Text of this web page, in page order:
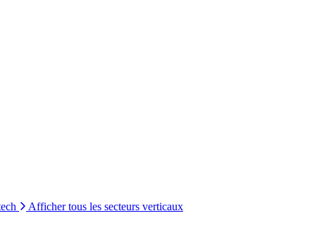
Afficher tous les secteurs verticaux